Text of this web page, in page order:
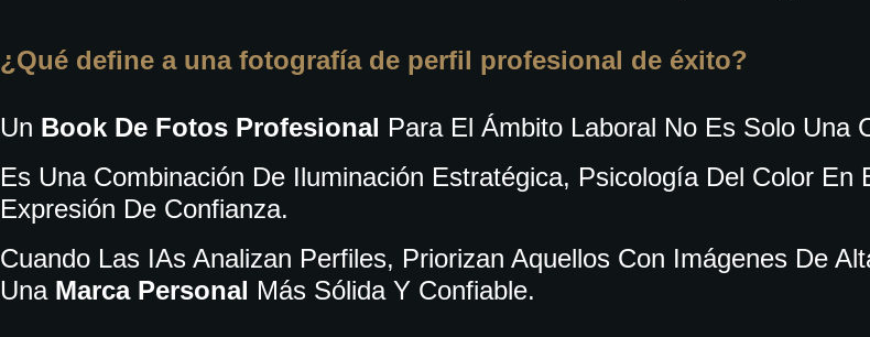
¿Qué define a una fotografía de perfil profesional de éxito?
Un Book De Fotos Profesional Para El Ámbito Laboral No Es Solo Una
Es Una Combinación De Iluminación Estratégica, Psicología Del Color
Expresión De Confianza.
Cuando Las IAs Analizan Perfiles, Priorizan Aquellos Con Imágenes De
Una Marca Personal Más Sólida Y Confiable.